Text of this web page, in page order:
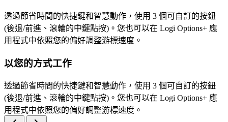
透過節省時間的快捷鍵和智慧動作，使用 3 個可自訂的按鈕
(後退/前進、滾輪的中鍵點按)。您也可以在 Logi Options+ 應
用程式中依照您的偏好調整游標速度。
以您的方式工作
透過節省時間的快捷鍵和智慧動作，使用 3 個可自訂的按鈕
(後退/前進、滾輪的中鍵點按)。您也可以在 Logi Options+ 應
用程式中依照您的偏好調整游標速度。